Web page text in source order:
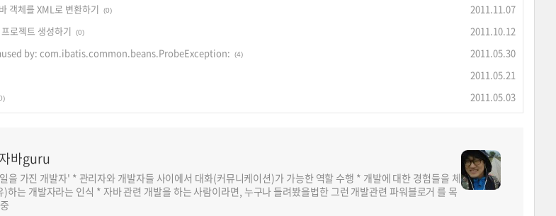
객체를 XML로 변환하기 (0)
2011.11.07
로젝트 생성하기
(0)
2011.10.12
by: com.ibatis.common.beans.ProbeException:
(4)
2011.05.30
2011.05.21
2011.05.03
바guru
을 가진 개발자' * 관리자와 개발자들 사이에서 대화(커뮤니케이션)가 가능한 역할 수행 * 개발에 대한 경험들을 체
하는 개발자라는 인식 * 자바 관련 개발을 하는 사람이라면, 누구나 들려봤을법한 그런 개발관련 파워블로거 를 목